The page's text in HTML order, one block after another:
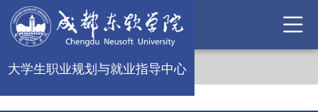
大学生职业规划与就业指导中心